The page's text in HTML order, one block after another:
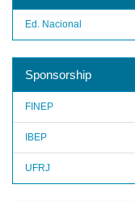
Ed. Nacional
Sponsorship
FINEP
IBEP
UFRJ